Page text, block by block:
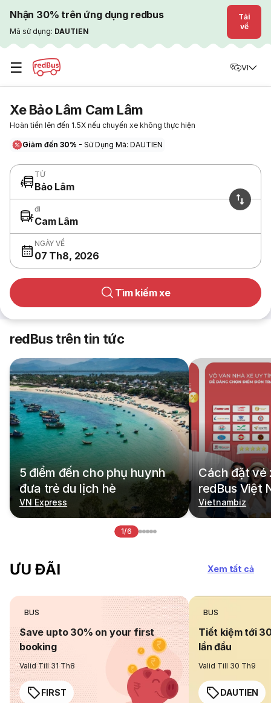
Nhận 30% trên ứng dụng redbus
Mã sử dụng: DAUTIEN
Tải
về
☰ VI
Xe Bảo Lâm Cam Lâm
Hoàn tiền lên đến 1.5X nếu chuyến xe không thực hiện
Giảm đến 30% - Sử Dụng Mã: DAUTIEN
TỪ
Bảo Lâm
đi
Cam Lâm
NGÀY VỀ
07 Th8, 2026
Tìm kiếm xe
redBus trên tin tức
5 điểm đến cho phụ huynh
đưa trẻ du lịch hè
VN Express
Cách đặt vé
redBus Việt
Vietnambiz
1/6
ƯU ĐÃI Xem tất cả
BUS
Save upto 30% on your first
booking
Valid Till 31 Th8
FIRST
BUS
Tiết kiệm tới
lần đầu
Valid Till 30 Th9
DAUTIEN